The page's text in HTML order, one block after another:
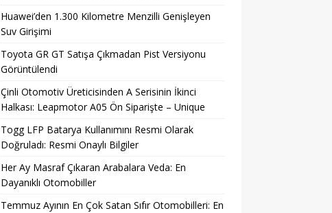
Huawei’den 1.300 Kilometre Menzilli Genişleyen
Suv Girişimi
Toyota GR GT Satışa Çıkmadan Pist Versiyonu
Görüntülendi
Çinli Otomotiv Üreticisinden A Serisinin İkinci
Halkası: Leapmotor A05 Ön Siparişte – Unique
Togg LFP Batarya Kullanımını Resmi Olarak
Doğruladı: Resmi Onaylı Bilgiler
Her Ay Masraf Çıkaran Arabalara Veda: En
Dayanıklı Otomobiller
Temmuz Ayının En Çok Satan Sıfır Otomobilleri: En